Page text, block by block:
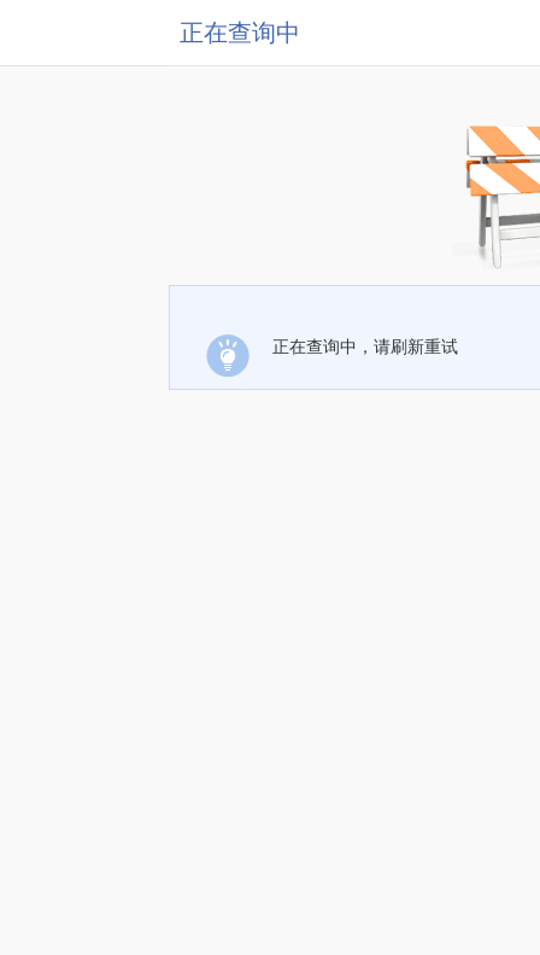
正在查询中
正在查询中，请刷新重试